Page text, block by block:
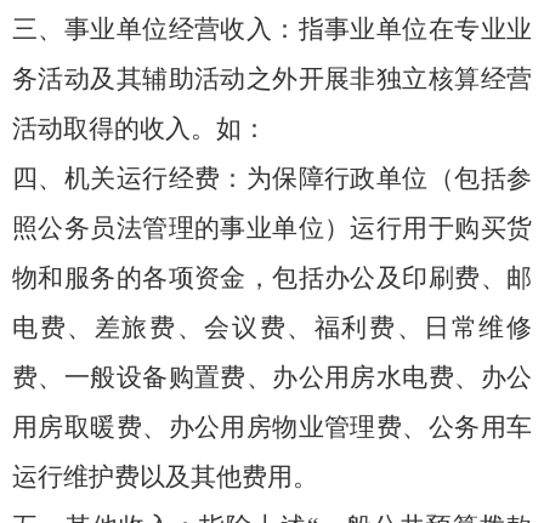
三、事业单位经营收入： 指事业单位在专业业
务活动及其辅助活动之外开展非独立核算经营
活动取得的收入。如：
四、 机关运行经费： 为保障行政单位（包括参
照公务员法管理的事业单位）运行用于购买货
物和服务的各项资金，包括办公及印刷费、邮
电费、差旅费、会议费、福利费、日常维修
费、一般设备购置费、办公用房水电费、办公
用房取暖费、办公用房物业管理费、公务用车
运行维护费以及其他费用。